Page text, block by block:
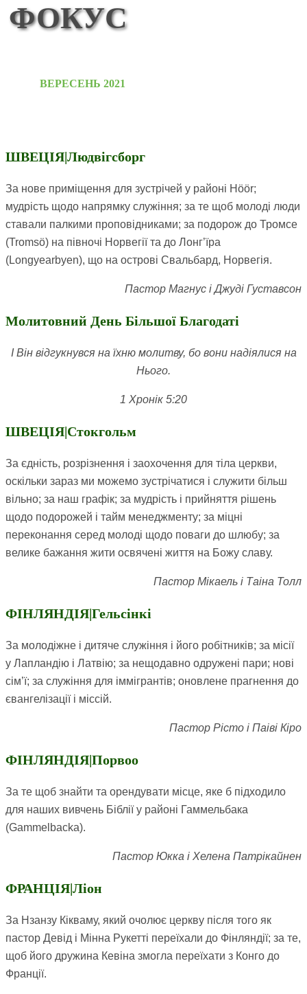
ФОКУС
ВЕРЕСЕНЬ 2021
ШВЕЦІЯ|Людвігсборг
За нове приміщення для зустрічей у районі Höör;
мудрість щодо напрямку служіння; за те щоб молоді люди
ставали палкими проповідниками; за подорож до Тромсе
(Tromsö) на півночі Норвегії та до Лонг’їра
(Longyearbyen), що на острові Свальбард, Норвегія.
Пастор Магнус і Джуді Густавсон
Молитовний День Більшої Благодаті
І Він відгукнувся на їхню молитву, бо вони надіялися на
Нього.
1 Хронік 5:20
ШВЕЦІЯ|Стокгольм
За єдність, розрізнення і заохочення для тіла церкви,
оскільки зараз ми можемо зустрічатися і служити більш
вільно; за наш графік; за мудрість і прийняття рішень
щодо подорожей і тайм менеджменту; за міцні
переконання серед молоді щодо поваги до шлюбу; за
велике бажання жити освячені життя на Божу славу.
Пастор Мікаель і Таіна Толл
ФІНЛЯНДІЯ|Гельсінкі
За молодіжне і дитяче служіння і його робітників; за місії
у Лапландію і Латвію; за нещодавно одружені пари; нові
сім’ї; за служіння для іммігрантів; оновлене прагнення до
євангелізації і міссій.
Пастор Рісто і Паіві Кіро
ФІНЛЯНДІЯ|Порвоо
За те щоб знайти та орендувати місце, яке б підходило
для наших вивчень Біблії у районі Гаммельбака
(Gammelbacka).
Пастор Юкка і Хелена Патрікайнен
ФРАНЦІЯ|Ліон
За Нзанзу Кікваму, який очолює церкву після того як
пастор Девід і Мінна Рукетті переїхали до Фінляндії; за те,
щоб його дружина Кевіна змогла переїхати з Конго до
Франції.